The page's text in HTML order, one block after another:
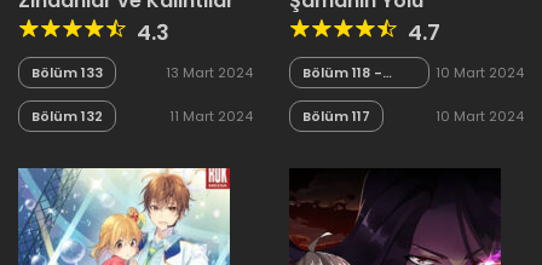
4.3
Bölüm 133 13 Mart 2024
Bölüm 132 11 Mart 2024
4.7
Bölüm 118 -
Sezon Finali
10 Mart 2024
Bölüm 117 10 Mart 2024